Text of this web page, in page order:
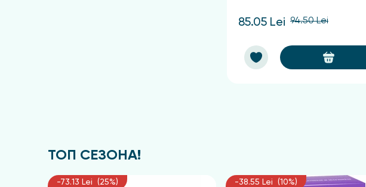
85.05 Lei 94.50 Lei
ТОП СЕЗОНА!
-73.13 Lei (25%) -38.55 Lei (10%)